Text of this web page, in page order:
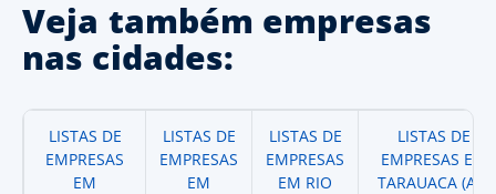
Veja também empresas
nas cidades:
LISTAS DE
EMPRESAS
EM
LISTAS DE
EMPRESAS
EM
LISTAS DE
EMPRESAS
EM RIO
LISTAS DE
EMPRESAS EM
TARAUACA (AC)